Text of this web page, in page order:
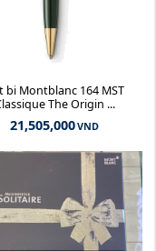
bi Montblanc 164 MST
The Origin ...
21,505,000VND